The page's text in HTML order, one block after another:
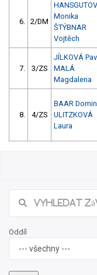
6. 2/DM
Monika
ŠTÝBNAR
Vojtěch
7. 3/ZS
JÍLKOVÁ
MALÁ
Magdalena
8. 4/ZS
BAAR
ULITZKOVÁ
Laura
Oddíl